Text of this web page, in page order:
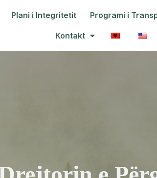
Plani i Integritetit Programi i
Kontakt